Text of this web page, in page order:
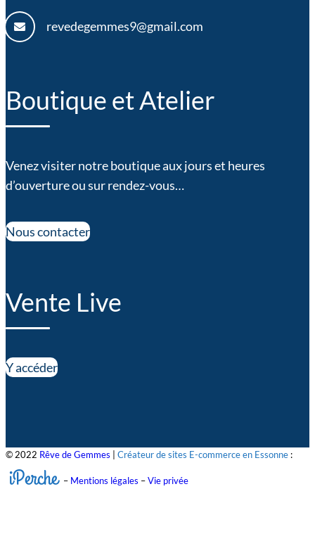
revedegemmes9@gmail.com
Boutique et Atelier
Venez visiter notre boutique aux jours et heures
d’ouverture ou sur rendez-vous…
Nous contacter
Vente Live
Y accéder
© 2022 Rêve de Gemmes Créateur de sites E-commerce en Essonne :
iPerche – Mentions légales –Vie privée